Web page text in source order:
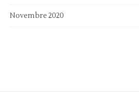
Novembre 2020